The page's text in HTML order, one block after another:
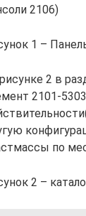
2106)
1 –
2 в
2101-
по
2 –